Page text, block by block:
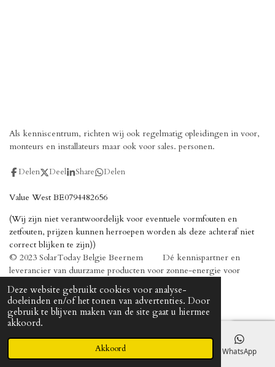
Deze website gebruikt cookies voor analyse-
doeleinden en/of het tonen van advertenties. Door
gebruik te blijven maken van de site gaat u hiermee
akkoord.
Akkoord
Als kenniscentrum, richten wij ook regelmatig opleidingen in voor,
monteurs en installateurs maar ook voor sales. personen.
Delen Deel Share Delen
Value West BE0794482656
(Wij zijn niet verantwoordelijk voor eventuele vormfouten en
zetfouten, prijzen kunnen herroepen worden als deze achteraf niet
correct blijken te zijn))
© 2023 SolarToday Belgie Beernem Dé kennispartner en
leverancier van duurzame producten voor zonne-energie voor
installateurs
Powered by JouwWeb
Telefoonnummer WhatsApp